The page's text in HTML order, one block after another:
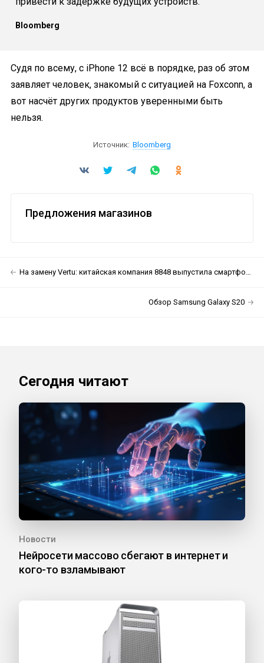
Bloomberg
Судя по всему, с iPhone 12 всё в порядке, раз об этом
заявляет человек, знакомый с ситуацией на Foxconn, а
вот насчёт других продуктов уверенными быть
нельзя.
Источник: Bloomberg
Предложения магазинов
На замену Vertu: китайская компания 8848 выпустила смартфон за $4200
Обзор Samsung Galaxy S20
Сегодня читают
Новости
Нейросети массово сбегают в интернет и
кого-то взламывают